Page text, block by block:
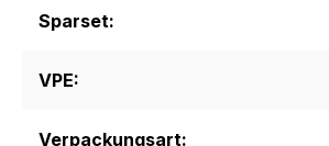
Sparset:
VPE:
Verpackungsart: